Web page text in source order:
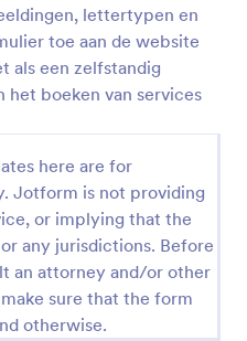
lettertypen en
toe aan de website
als een zelfstandig
boeken van services
here are for
Jotform is not providing
or implying that the
any jurisdictions. Before
an attorney and/or other
sure that the form
otherwise.